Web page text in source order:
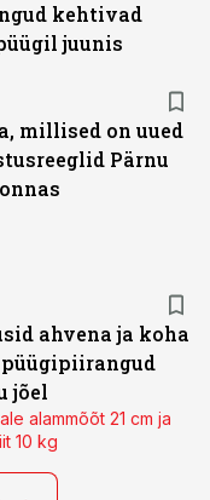
kehtivad
juunis
millised on uued
Pärnu
ahvena ja koha
püügipiirangud
jõel
alammõõt 21 cm ja
10 kg